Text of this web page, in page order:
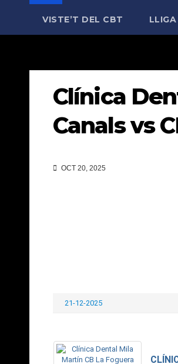
VISTE’T DEL CBT
Clínica
Canals vs
OCT 20, 2025
21-12-2025